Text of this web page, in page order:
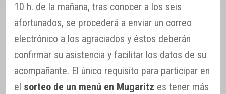
10 h. de la mañana, tras conocer a los seis
afortunados, se procederá a enviar un correo
electrónico a los agraciados y éstos deberán
confirmar su asistencia y facilitar los datos de su
acompañante. El único requisito para participar en
el sorteo de un menú en Mugaritz es tener más